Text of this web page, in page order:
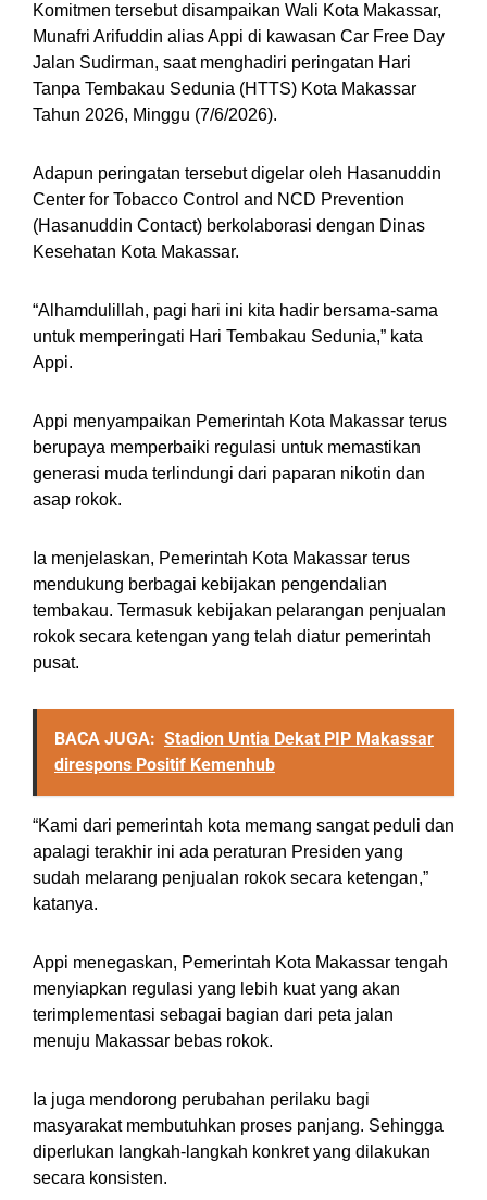
Komitmen tersebut disampaikan Wali Kota Makassar,
Munafri Arifuddin alias Appi di kawasan Car Free Day
Jalan Sudirman, saat menghadiri peringatan Hari
Tanpa Tembakau Sedunia (HTTS) Kota Makassar
Tahun 2026, Minggu (7/6/2026).
Adapun peringatan tersebut digelar oleh Hasanuddin
Center for Tobacco Control and NCD Prevention
(Hasanuddin Contact) berkolaborasi dengan Dinas
Kesehatan Kota Makassar.
“Alhamdulillah, pagi hari ini kita hadir bersama-sama
untuk memperingati Hari Tembakau Sedunia,” kata
Appi.
Appi menyampaikan Pemerintah Kota Makassar terus
berupaya memperbaiki regulasi untuk memastikan
generasi muda terlindungi dari paparan nikotin dan
asap rokok.
Ia menjelaskan, Pemerintah Kota Makassar terus
mendukung berbagai kebijakan pengendalian
tembakau. Termasuk kebijakan pelarangan penjualan
rokok secara ketengan yang telah diatur pemerintah
pusat.
BACA JUGA: Stadion Untia Dekat PIP Makassar
direspons Positif Kemenhub
“Kami dari pemerintah kota memang sangat peduli dan
apalagi terakhir ini ada peraturan Presiden yang
sudah melarang penjualan rokok secara ketengan,”
katanya.
Appi menegaskan, Pemerintah Kota Makassar tengah
menyiapkan regulasi yang lebih kuat yang akan
terimplementasi sebagai bagian dari peta jalan
menuju Makassar bebas rokok.
Ia juga mendorong perubahan perilaku bagi
masyarakat membutuhkan proses panjang. Sehingga
diperlukan langkah-langkah konkret yang dilakukan
secara konsisten.